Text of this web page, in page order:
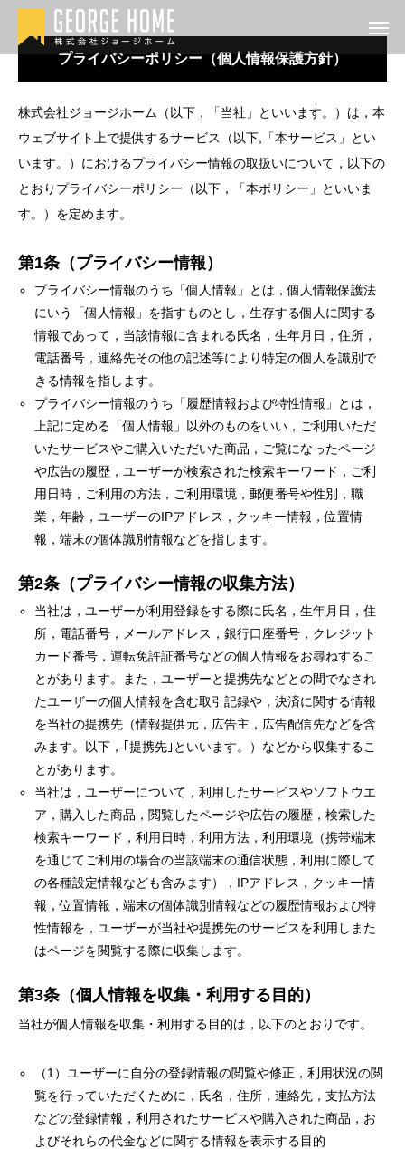
プライバシーポリシー（個人情報保護方針）
株式会社ジョージホーム（以下，「当社」といいます。）は，本
ウェブサイト上で提供するサービス（以下,「本サービス」とい
います。）におけるプライバシー情報の取扱いについて，以下の
とおりプライバシーポリシー（以下，「本ポリシー」といいま
す。）を定めます。
第1条（プライバシー情報）
プライバシー情報のうち「個人情報」とは，個人情報保護法
にいう「個人情報」を指すものとし，生存する個人に関する
情報であって，当該情報に含まれる氏名，生年月日，住所，
電話番号，連絡先その他の記述等により特定の個人を識別で
きる情報を指します。
プライバシー情報のうち「履歴情報および特性情報」とは，
上記に定める「個人情報」以外のものをいい，ご利用いただ
いたサービスやご購入いただいた商品，ご覧になったページ
や広告の履歴，ユーザーが検索された検索キーワード，ご利
用日時，ご利用の方法，ご利用環境，郵便番号や性別，職
業，年齢，ユーザーのIPアドレス，クッキー情報，位置情
報，端末の個体識別情報などを指します。
第2条（プライバシー情報の収集方法）
当社は，ユーザーが利用登録をする際に氏名，生年月日，住
所，電話番号，メールアドレス，銀行口座番号，クレジット
カード番号，運転免許証番号などの個人情報をお尋ねするこ
とがあります。また，ユーザーと提携先などとの間でなされ
たユーザーの個人情報を含む取引記録や，決済に関する情報
を当社の提携先（情報提供元，広告主，広告配信先などを含
みます。以下，｢提携先｣といいます。）などから収集するこ
とがあります。
当社は，ユーザーについて，利用したサービスやソフトウエ
ア，購入した商品，閲覧したページや広告の履歴，検索した
検索キーワード，利用日時，利用方法，利用環境（携帯端末
を通じてご利用の場合の当該端末の通信状態，利用に際して
の各種設定情報なども含みます），IPアドレス，クッキー情
報，位置情報，端末の個体識別情報などの履歴情報および特
性情報を，ユーザーが当社や提携先のサービスを利用しまた
はページを閲覧する際に収集します。
第3条（個人情報を収集・利用する目的）
当社が個人情報を収集・利用する目的は，以下のとおりです。
（1）ユーザーに自分の登録情報の閲覧や修正，利用状況の閲
覧を行っていただくために，氏名，住所，連絡先，支払方法
などの登録情報，利用されたサービスや購入された商品，お
よびそれらの代金などに関する情報を表示する目的